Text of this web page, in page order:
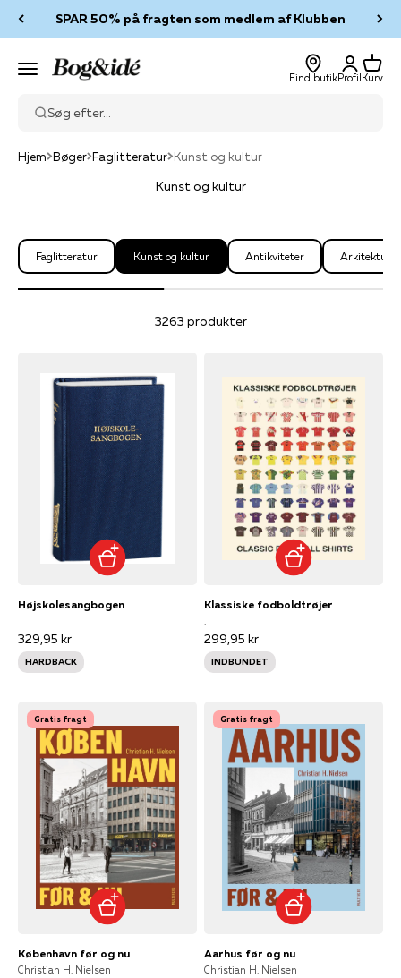
SPAR 50% på fragten som medlem af Klubben
Menu Bog & idé
Find butik
Log ind
Profil
Kurv
Kurv
Søg efter...
Hjem Bøger Faglitteratur Kunst og kultur
Kunst og kultur
Faglitteratur Kunst og kultur Antikviteter Arkitektur
3263 produkter
Højskolesangbogen
329,95 kr
HARDBACK
Klassiske fodboldtrøjer
299,95 kr
INDBUNDET
Gratis fragt
København før og nu
Christian H. Nielsen
Gratis fragt
Aarhus før og nu
Christian H. Nielsen